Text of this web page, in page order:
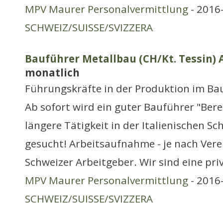
MPV Maurer Personalvermittlung -
SCHWEIZ/SUISSE/SVIZZERA
Bauführer Metallbau (CH/Kt. Tessin)
monatlich
Führungskräfte in der Produktion im
Ab sofort wird ein guter Bauführer
längere Tätigkeit in der Italienischen
gesucht! Arbeitsaufnahme - je nach
Schweizer Arbeitgeber. Wir sind eine
MPV Maurer Personalvermittlung -
SCHWEIZ/SUISSE/SVIZZERA